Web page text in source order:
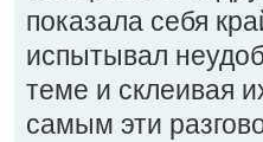
показала себя
испытывал
теме и склеивая
самым эти